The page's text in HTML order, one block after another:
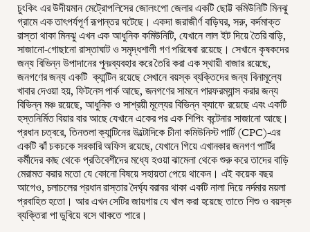
চুংকিং এর উদীয়মান মেট্রোপলিসের জোলংপো জেলার একটি ছোট্ট কমিউনিটি মিনঝু
গ্রামে এক তাৎপর্যপূর্ণ রূপান্তর ঘটেছে। একদা জরাজীর্ণ বাড়িঘর, সরু, কর্দমাক্ত
রাস্তা থাকা মিনঝু এখন এক আধুনিক কমিউনিটি, যেখানে লাল ইট দিয়ে তৈরি বাড়ি,
সাজানো-গোছানো রাস্তাঘাট ও সমৃদ্ধশালী গণ পরিষেবা রয়েছে। সেখানে কৃষকদের
জন্য বিভিন্ন উপাদানের পুনঃব্যবহার করে তৈরি করা এক স্থায়ী বাজার রয়েছে,
জনগণের জন্য একটি ক্যান্টিন রয়েছে সেখানে বয়স্ক ব্যক্তিদের জন্য বিনামূল্যে
খাবার দেওয়া হয়, ফিটনেস পার্ক আছে, জনগণের সামনে পারফরম্যান্স করার জন্য
বিভিন্ন মঞ্চ রয়েছে, আধুনিক ও সাশ্রয়ী মূল্যের বিভিন্ন ক্যাফে রয়েছে এবং একটি
হস্তনির্মিত বিয়ার বার আছে যেখানে একের পর এক শিপিং কন্টেনার সাজানো আছে।
প্রধান চত্বরে, তিনতলা ক্যান্টিনের উল্টোদিকে চীনা কমিউনিস্ট পার্টি (CPC)-এর
একটি ঝাঁ চকচকে সরকারি অফিস রয়েছে, যেখানে গিয়ে এখানকার জনগণ পার্টির
কর্মীদের কাছ থেকে প্রতিবেশীদের মধ্যে হওয়া ঝামেলা থেকে শুরু করে তাদের বাড়ি
মেরামত করার মতো যে কোনো বিষয়ে সহায়তা পেয়ে থাকেন। এই কয়েক বছর
আগেও, চলাচলের প্রধান রাস্তার দৈর্ঘ্য বরাবর থাকা একটি নালা দিয়ে নর্দমার ময়লা
প্রবাহিত হতো। আর এখন সেটির জায়গায় যে খাল করা হয়েছে তাতে শিশু ও বয়স্ক
ব্যক্তিরা পা ডুবিয়ে বসে থাকতে পারে।